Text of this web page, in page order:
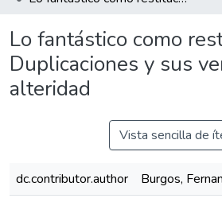
Lo fantástico como
Duplicaciones y sus
alteridad
Vista sencilla de
dc.contributor.author
Burgos,